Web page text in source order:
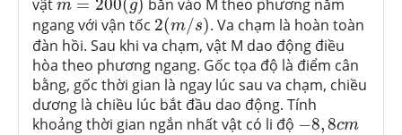
vật m = 200(g) bắn vào M theo phương nằm
ngang với vận tốc 2(m/s)
2(m/s) . Va chạm là hoàn toàn
đàn hồi. Sau khi va chạm, vật M dao động điều
hòa theo phương ngang. Gốc tọa độ là điểm cân
bằng, gốc thời gian là ngay lúc sau va chạm, chiều
dương là chiều lúc bắt đầu dao động. Tính
khoảng thời gian ngắn nhất vật có li độ −8,8cm
−8, 8cm